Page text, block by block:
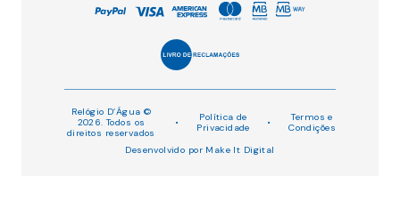
Relógio D’Água ©
2026. Todos os
direitos reservados
•
Política de
Privacidade
•
Termos e
Condições
Desenvolvido por Make It Digital